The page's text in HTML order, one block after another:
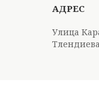
Улица